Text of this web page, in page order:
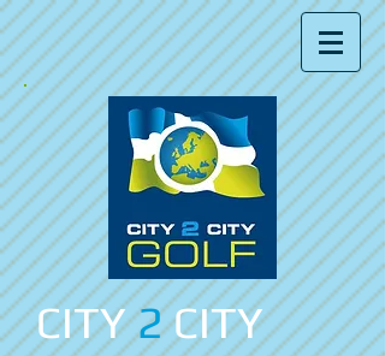
CITY2CITY